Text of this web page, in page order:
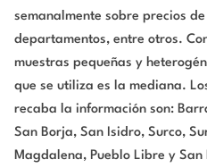
semanalmente sobre precios
departamentos, entre otros.
muestras pequeñas y
que se utiliza es la mediana.
recaba la información son:
San Borja, San Isidro, Surco,
Magdalena, Pueblo Libre y